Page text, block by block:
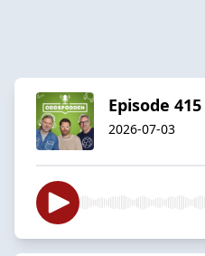
Episode 415
2026-07-03